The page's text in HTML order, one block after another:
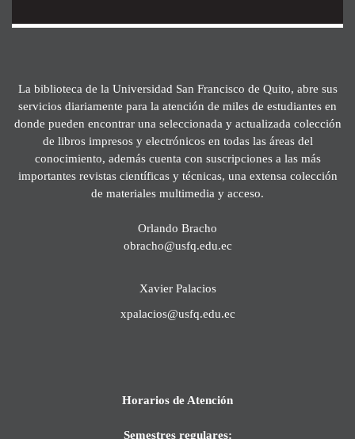
La biblioteca de la Universidad San Francisco de Quito, abre sus
servicios diariamente para la atención de miles de estudiantes en
donde pueden encontrar una seleccionada y actualizada colección
de libros impresos y electrónicos en todas las áreas del
conocimiento, además cuenta con suscripciones a las más
importantes revistas científicas y técnicas, una extensa colección
de materiales multimedia y acceso.
Orlando Bracho
obracho@usfq.edu.ec
Xavier Palacios
xpalacios@usfq.edu.ec
Horarios de Atención
Semestres regulares: